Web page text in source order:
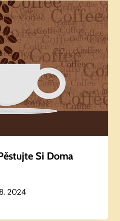
Si Doma
2024